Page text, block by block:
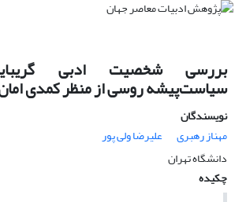
بررسی شخصیت ادبی
سیاست‌پیشه روسی از منظر کمدی
نویسندگان
مهناز رهبری
علیرضا ولی پور
دانشگاه تهران
چکیده